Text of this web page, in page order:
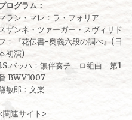
ログラム：
ラン・マレ：ラ・フォリア
ザンネ・ツァーガー・スヴィリド
：『花伝書ｰ奥義六段の調べ』(日
初演)
バッハ：無伴奏チェロ組曲 第1
BWV1007
敏郎：文楽
関連サイト>